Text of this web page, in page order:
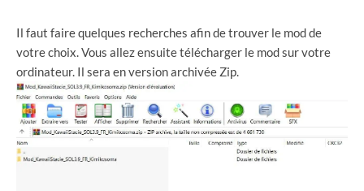
Il faut faire quelques recherches afin de trouver le mod de
votre choix. Vous allez ensuite télécharger le mod sur votre
ordinateur. Il sera en version archivée Zip.